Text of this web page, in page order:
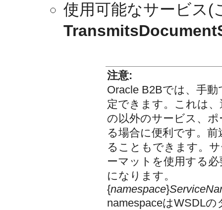
使用可能なサービス(
注意:
Oracle B2Bでは、手
定できます。これは
の以外のサービス、
る場合に便利です。
ることもできます。
ーマットを使用する
になります。
{namespace}
namespaceはWSDL